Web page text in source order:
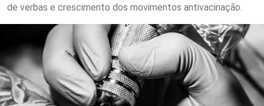
de verbas e crescimento dos movimentos antivacinação.